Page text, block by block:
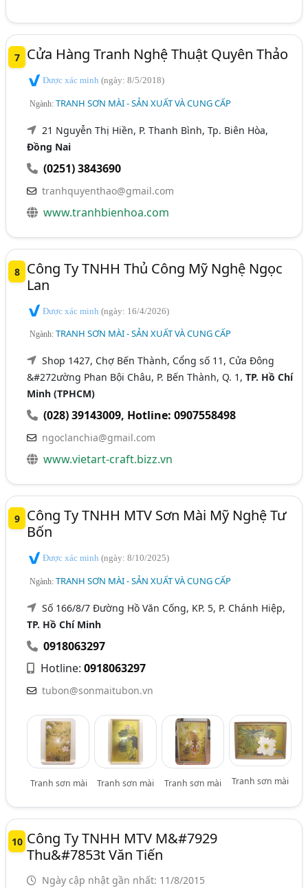
7 Cửa Hàng Tranh Nghệ Thuật Quyên Thảo
Được xác minh(ngày: 8/5/2018)
Ngành:TRANH SƠN MÀI - SẢN XUẤT VÀ CUNG CẤP
21 Nguyễn Thị Hiền, P. Thanh Bình, Tp. Biên Hòa,
Đồng Nai
(0251) 3843690
tranhquyenthao@gmail.com
www.tranhbienhoa.com
8
Công Ty TNHH Thủ Công Mỹ Nghệ Ngọc
Lan
Được xác minh(ngày: 16/4/2026)
Ngành:TRANH SƠN MÀI - SẢN XUẤT VÀ CUNG CẤP
Shop 1427, Chợ Bến Thành, Cổng số 11, Cửa Đông
&#272ường Phan Bội Châu, P. Bến Thành, Q. 1,TP. Hồ Chí
Minh (TPHCM)
(028) 39143009, Hotline: 0907558498
ngoclanchia@gmail.com
www.vietart-craft.bizz.vn
9
Công Ty TNHH MTV Sơn Mài Mỹ Nghệ Tư
Bốn
Được xác minh(ngày: 8/10/2025)
Ngành:TRANH SƠN MÀI - SẢN XUẤT VÀ CUNG CẤP
Số 166/8/7 Đường Hồ Văn Cống, KP. 5, P. Chánh Hiệp,
TP. Hồ Chí Minh
0918063297
Hotline:0918063297
tubon@sonmaitubon.vn
Tranh sơn mài Tranh sơn mài Tranh sơn mài Tranh sơn mài
10 Công Ty TNHH MTV M&#7929
Thu&#7853t Văn Tiến
Ngày cập nhật gần nhất: 11/8/2015